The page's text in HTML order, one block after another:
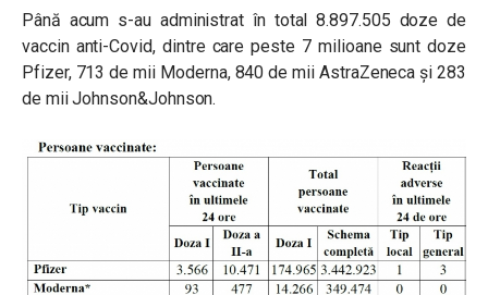
Până acum s-au administrat în total 8.897.505 doze de
vaccin anti-Covid, dintre care peste 7 milioane sunt doze
Pfizer, 713 de mii Moderna, 840 de mii AstraZeneca și 283
de mii Johnson&Johnson.